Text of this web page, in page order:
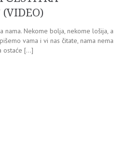
(VIDEO)
nama. Nekome bolja, nekome lošija, a
vama i vi nas čitate, nama nema
ostaće […]